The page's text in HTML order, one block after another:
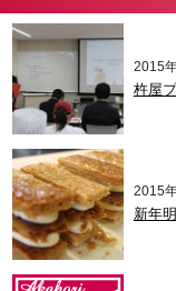
2015
杵屋
2015
新年